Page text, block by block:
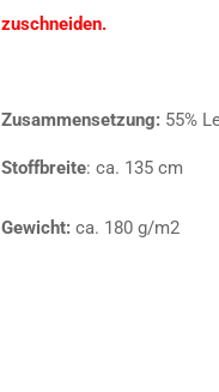
zuschneiden.
Zusammensetzung: 55%
Stoffbreite: ca. 135 cm
Gewicht: ca. 180 g/m2